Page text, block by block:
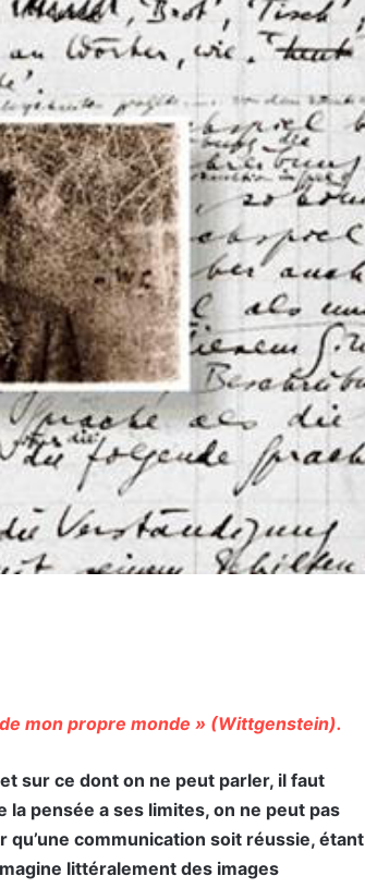
mon propre monde » (Wittgenstein).
sur ce dont on ne peut parler, il faut
la pensée a ses limites, on ne peut pas
communication soit réussie, étant
littéralement des images